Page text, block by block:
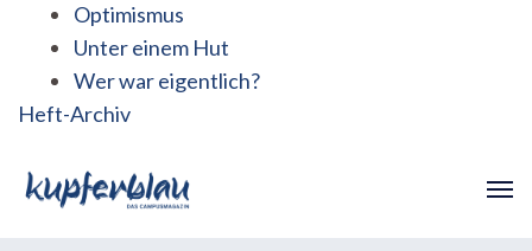
Optimismus
Unter einem Hut
Wer war eigentlich?
Heft-Archiv